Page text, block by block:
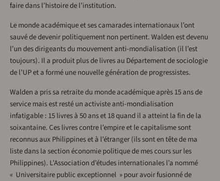
faire dans l’histoire de l’institution.
Le monde académique et ses camarades internationaux l’ont
sauvé de devenir politiquement non pertinent. Walden est devenu
l’un des dirigeants du mouvement anti-mondialisation (il l’est
toujours). Il a produit plus de livres au Département de sociologie
de l’UP et a formé une nouvelle génération de progressistes.
Walden a pris sa retraite du monde académique après 15 ans de
service mais est resté un activiste anti-mondialisation
infatigable : 15 livres à 50 ans et 18 quand il a atteint la fin de la
soixantaine. Ces livres contre l’empire et le capitalisme sont
reconnus aux Philippines et à l’étranger (ils sont en tête de ma
liste dans la section économie politique de mes cours sur les
Philippines). L’Association d’études internationales l’a nommé
« Universitaire public exceptionnel » pour avoir fusionné de